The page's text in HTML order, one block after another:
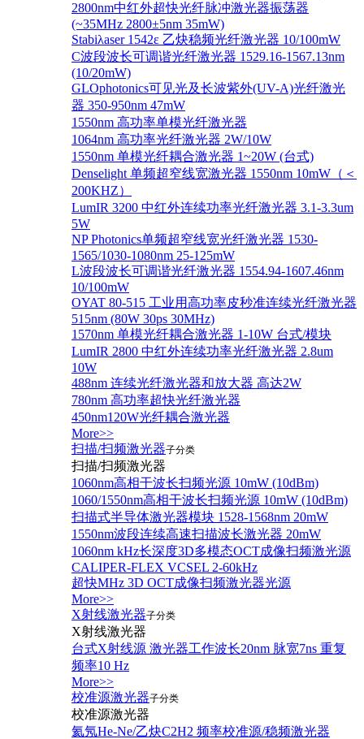
2800nm中红外超快光纤脉冲激光器振荡器
(~35MHz 2800±5nm 35mW)
Stabiλaser 1542ε 乙炔稳频光纤激光器 10/100mW
C波段波长可调谐光纤激光器 1529.16-1567.13nm
(10/20mW)
GLOphotonics可见光及长波紫外(UV-A)光纤激光
器 350-950nm 47mW
1550nm 高功率单模光纤激光器
1064nm 高功率光纤激光器 2W/10W
1550nm 单模光纤耦合激光器 1~20W (台式)
Denselight 单频超窄线宽激光器 1550nm 10mW（＜
200KHZ）
LumIR 3200 中红外连续功率光纤激光器 3.1-3.3um
5W
NP Photonics单频超窄线宽光纤激光器 1530-
1565/1030-1080nm 25-125mW
L波段波长可调谐光纤激光器 1554.94-1607.46nm
10/100mW
OYAT 80-515 工业用高功率皮秒准连续光纤激光器
515nm (80W 30ps 30MHz)
1570nm 单模光纤耦合激光器 1-10W 台式/模块
LumIR 2800 中红外连续功率光纤激光器 2.8um
10W
488nm 连续光纤激光器和放大器 高达2W
780nm 高功率超快光纤激光器
450nm120W光纤耦合激光器
More>>
扫描/扫频激光器子分类
扫描/扫频激光器
1060nm高相干波长扫频光源 10mW (10dBm)
1060/1550nm高相干波长扫频光源 10mW (10dBm)
扫描式半导体激光器模块 1528-1568nm 20mW
1550nm波段连续高速扫描波长激光器 20mW
1060nm kHz长深度3D多模态OCT成像扫频激光源
CALIPER-FLEX VCSEL 2-60kHz
超快MHz 3D OCT成像扫频激光器光源
More>>
X射线激光器子分类
X射线激光器
台式X射线源 激光器工作波长20nm 脉宽7ns 重复
频率10 Hz
More>>
校准源激光器子分类
校准源激光器
氦氖He-Ne/乙炔C2H2 频率校准源/稳频激光器